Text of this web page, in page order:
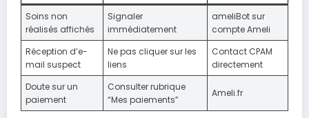
Soins non
réalisés affichés
Signaler
immédiatement
ameliBot sur
compte Ameli
Réception d’e-
mail suspect
Ne pas cliquer sur les
liens
Contact CPAM
directement
Doute sur un
paiement
Consulter rubrique
“Mes paiements”
Ameli.fr